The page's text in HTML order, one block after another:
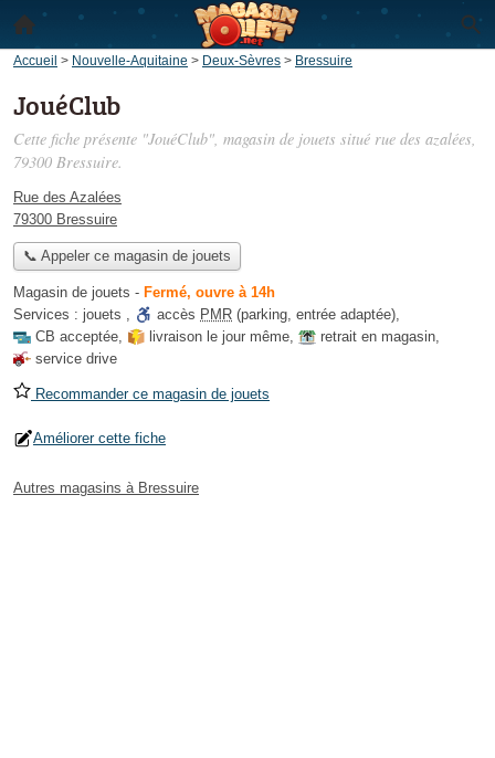
Accueil > Nouvelle-Aquitaine > Deux-Sèvres > Bressuire
JouéClub
Cette fiche présente "JouéClub", magasin de jouets situé rue des azalées,
79300 Bressuire.
Rue des Azalées
79300 Bressuire
📞 Appeler ce magasin de jouets
Magasin de jouets - Fermé, ouvre à 14h
Services : jouets , accès PMR (parking, entrée adaptée),
CB acceptée, livraison le jour même, retrait en magasin,
service drive
Recommander ce magasin de jouets
Améliorer cette fiche
Autres magasins à Bressuire